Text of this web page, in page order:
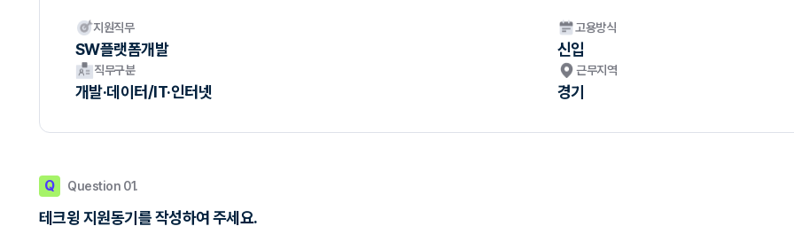
지원직무
SW플랫폼개발
고용방식
신입
직무구분
개발·데이터/IT·인터넷
근무지역
경기
Q Question 01.
테크윙 지원동기를 작성하여 주세요.